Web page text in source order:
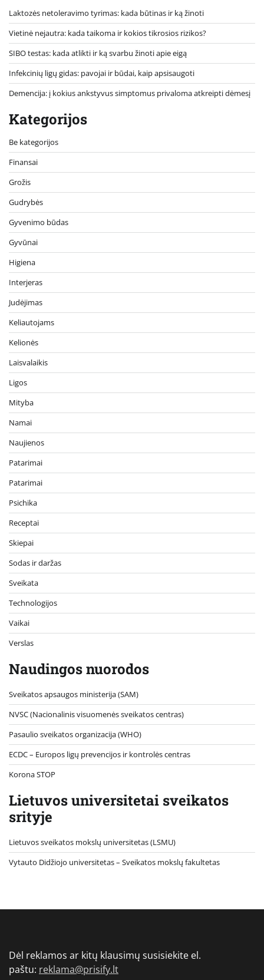
Laktozės netoleravimo tyrimas: kada būtinas ir ką žinoti
Vietinė nejautra: kada taikoma ir kokios tikrosios rizikos?
SIBO testas: kada atlikti ir ką svarbu žinoti apie eigą
Infekcinių ligų gidas: pavojai ir būdai, kaip apsisaugoti
Demencija: į kokius ankstyvus simptomus privaloma atkreipti dėmesį
Kategorijos
Be kategorijos
Finansai
Grožis
Gudrybės
Gyvenimo būdas
Gyvūnai
Higiena
Interjeras
Judėjimas
Keliautojams
Kelionės
Laisvalaikis
Ligos
Mityba
Namai
Naujienos
Patarimai
Patarimai
Psichika
Receptai
Skiepai
Sodas ir daržas
Sveikata
Technologijos
Vaikai
Verslas
Naudingos nuorodos
Sveikatos apsaugos ministerija (SAM)
NVSC (Nacionalinis visuomenės sveikatos centras)
Pasaulio sveikatos organizacija (WHO)
ECDC – Europos ligų prevencijos ir kontrolės centras
Korona STOP
Lietuvos universitetai sveikatos
srityje
Lietuvos sveikatos mokslų universitetas (LSMU)
Vytauto Didžiojo universitetas– Sveikatos mokslų fakultetas
Dėl reklamos ar kitų klausimų susisiekite el.
paštu: reklama@prisify.lt